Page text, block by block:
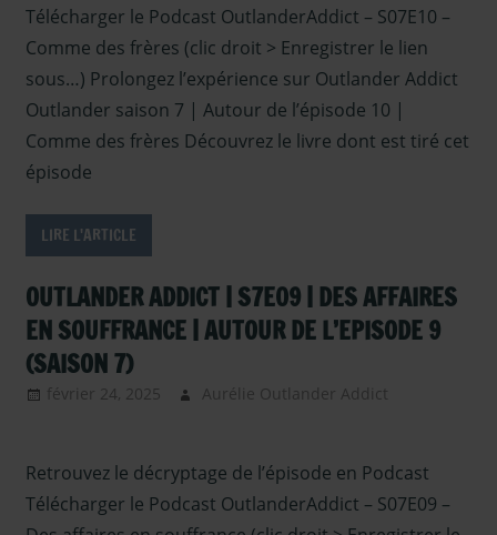
TV Outlander
Télécharger le Podcast OutlanderAddict – S07E10 –
Comme des frères (clic droit > Enregistrer le lien
sous…) Prolongez l’expérience sur Outlander Addict
Outlander saison 7 | Autour de l’épisode 10 |
Comme des frères Découvrez le livre dont est tiré cet
épisode
LIRE L'ARTICLE
OUTLANDER ADDICT | S7E09 | DES AFFAIRES
EN SOUFFRANCE | AUTOUR DE L’EPISODE 9
(SAISON 7)
février 24, 2025
Aurélie Outlander Addict
Saison 7
podcast
Serie TV
Retrouvez le décryptage de l’épisode en Podcast
Télécharger le Podcast OutlanderAddict – S07E09 –